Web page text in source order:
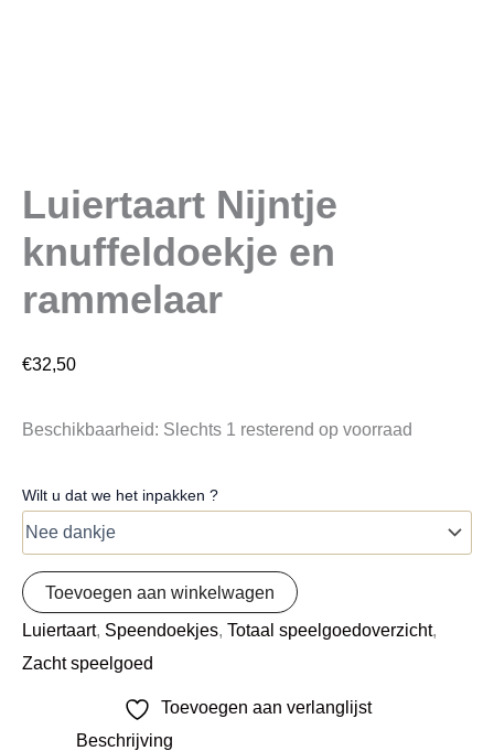
Luiertaart Nijntje
knuffeldoekje en
rammelaar
€32,50
Beschikbaarheid: Slechts 1 resterend op voorraad
Wilt u dat we het inpakken ?
Toevoegen aan winkelwagen
Luiertaart, Speendoekjes Totaal speelgoedoverzicht,
Zacht speelgoed
Toevoegen aan verlanglijst
Beschrijving